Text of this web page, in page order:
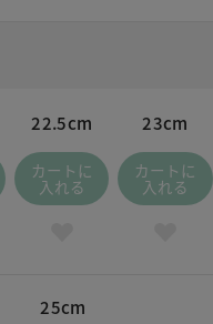
22.5cm
カートに
入れる
23cm
カートに
入れる
25cm